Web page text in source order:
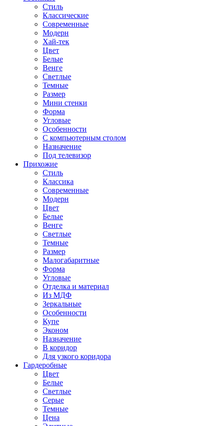
Стиль
Классические
Современные
Модерн
Хай-тек
Цвет
Белые
Венге
Светлые
Темные
Размер
Мини стенки
Форма
Угловые
Особенности
С компьютерным столом
Назначение
Под телевизор
Прихожие
Стиль
Классика
Современные
Модерн
Цвет
Белые
Венге
Светлые
Темные
Размер
Малогабаритные
Форма
Угловые
Отделка и материал
Из МДФ
Зеркальные
Особенности
Купе
Эконом
Назначение
В коридор
Для узкого коридора
Гардеробные
Цвет
Белые
Светлые
Серые
Темные
Цена